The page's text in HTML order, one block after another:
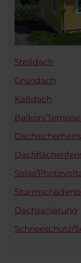
Steildach
Gründach
Kaltdach
Balkon/
Solar/
Dachsanierung
Schneeschutz/